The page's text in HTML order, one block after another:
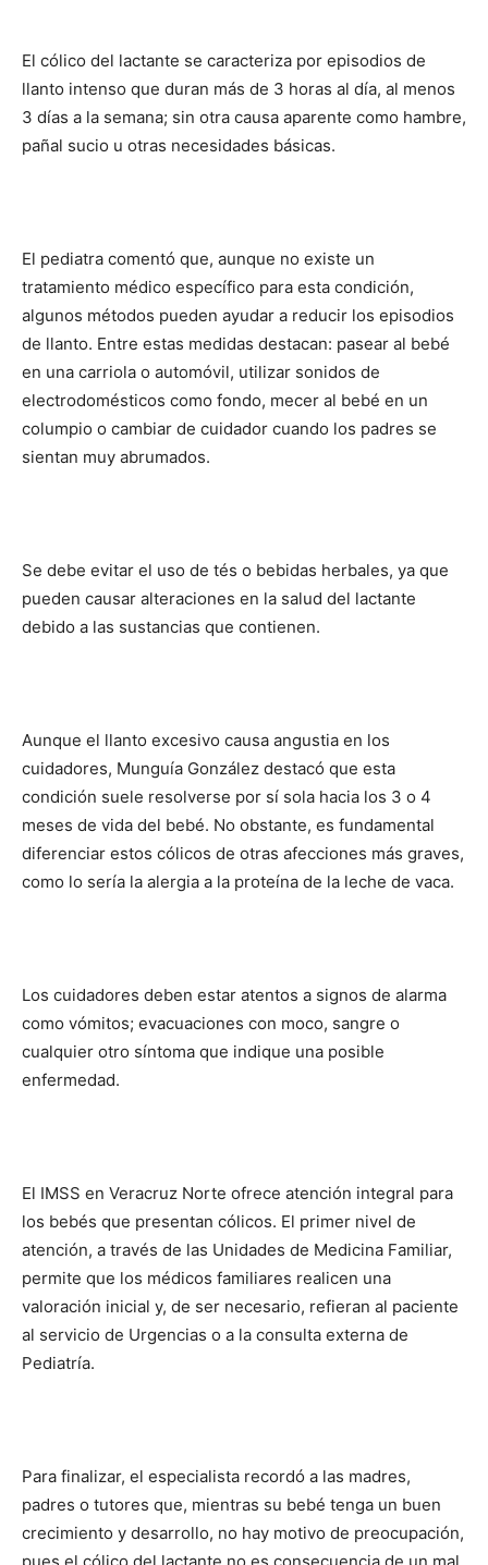
El cólico del lactante se caracteriza por episodios de
llanto intenso que duran más de 3 horas al día, al menos
3 días a la semana; sin otra causa aparente como hambre,
pañal sucio u otras necesidades básicas.
El pediatra comentó que, aunque no existe un
tratamiento médico específico para esta condición,
algunos métodos pueden ayudar a reducir los episodios
de llanto. Entre estas medidas destacan: pasear al bebé
en una carriola o automóvil, utilizar sonidos de
electrodomésticos como fondo, mecer al bebé en un
columpio o cambiar de cuidador cuando los padres se
sientan muy abrumados.
Se debe evitar el uso de tés o bebidas herbales, ya que
pueden causar alteraciones en la salud del lactante
debido a las sustancias que contienen.
Aunque el llanto excesivo causa angustia en los
cuidadores, Munguía González destacó que esta
condición suele resolverse por sí sola hacia los 3 o 4
meses de vida del bebé. No obstante, es fundamental
diferenciar estos cólicos de otras afecciones más graves,
como lo sería la alergia a la proteína de la leche de vaca.
Los cuidadores deben estar atentos a signos de alarma
como vómitos; evacuaciones con moco, sangre o
cualquier otro síntoma que indique una posible
enfermedad.
El IMSS en Veracruz Norte ofrece atención integral para
los bebés que presentan cólicos. El primer nivel de
atención, a través de las Unidades de Medicina Familiar,
permite que los médicos familiares realicen una
valoración inicial y, de ser necesario, refieran al paciente
al servicio de Urgencias o a la consulta externa de
Pediatría.
Para finalizar, el especialista recordó a las madres,
padres o tutores que, mientras su bebé tenga un buen
crecimiento y desarrollo, no hay motivo de preocupación,